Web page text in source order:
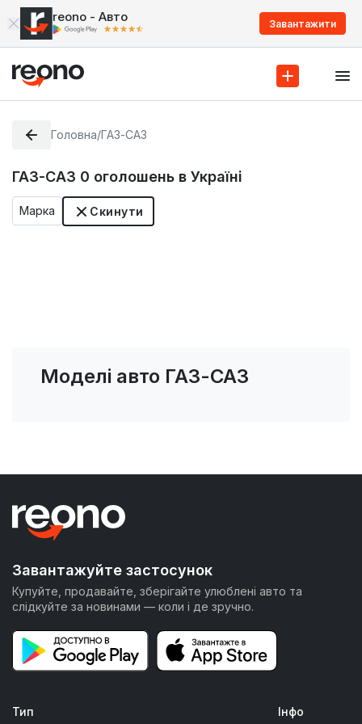
reono - Авто Завантажити
Головна/ГАЗ-САЗ
ГАЗ-САЗ 0 оголошень в Україні
Марка Скинути
Моделі авто ГАЗ-САЗ
Завантажуйте застосунок
Купуйте, продавайте, зберігайте улюблені авто та
слідкуйте за новинами — коли і де зручно.
Тип Інфо